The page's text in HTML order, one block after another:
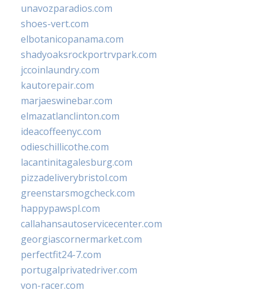
unavozparadios.com
shoes-vert.com
elbotanicopanama.com
shadyoaksrockportrvpark.com
jccoinlaundry.com
kautorepair.com
marjaeswinebar.com
elmazatlanclinton.com
ideacoffeenyc.com
odieschillicothe.com
lacantinitagalesburg.com
pizzadeliverybristol.com
greenstarsmogcheck.com
happypawspl.com
callahansautoservicecenter.com
georgiascornermarket.com
perfectfit24-7.com
portugalprivatedriver.com
von-racer.com